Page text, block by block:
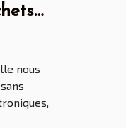
nous